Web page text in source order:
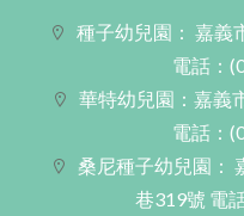
種子幼兒園： 嘉義
電話：
華特幼兒園：嘉義
電話：
桑尼種子幼兒園：
巷319號 電